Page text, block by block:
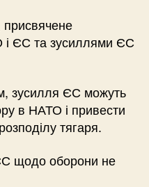
і ЄС та зусиллями ЄС
зусилля ЄС можуть
в НАТО і привести
тягаря.
щодо оборони не